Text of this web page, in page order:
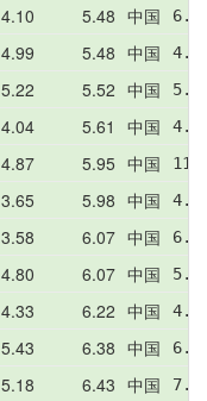
4.10 5.48 中国
4.99 5.48 中国
5.22 5.52 中国
4.04 5.61 中国
4.87 5.95 中国
3.65 5.98 中国
3.58 6.07 中国
4.80 6.07 中国
4.33 6.22 中国
5.43 6.38 中国
5.18 6.43 中国